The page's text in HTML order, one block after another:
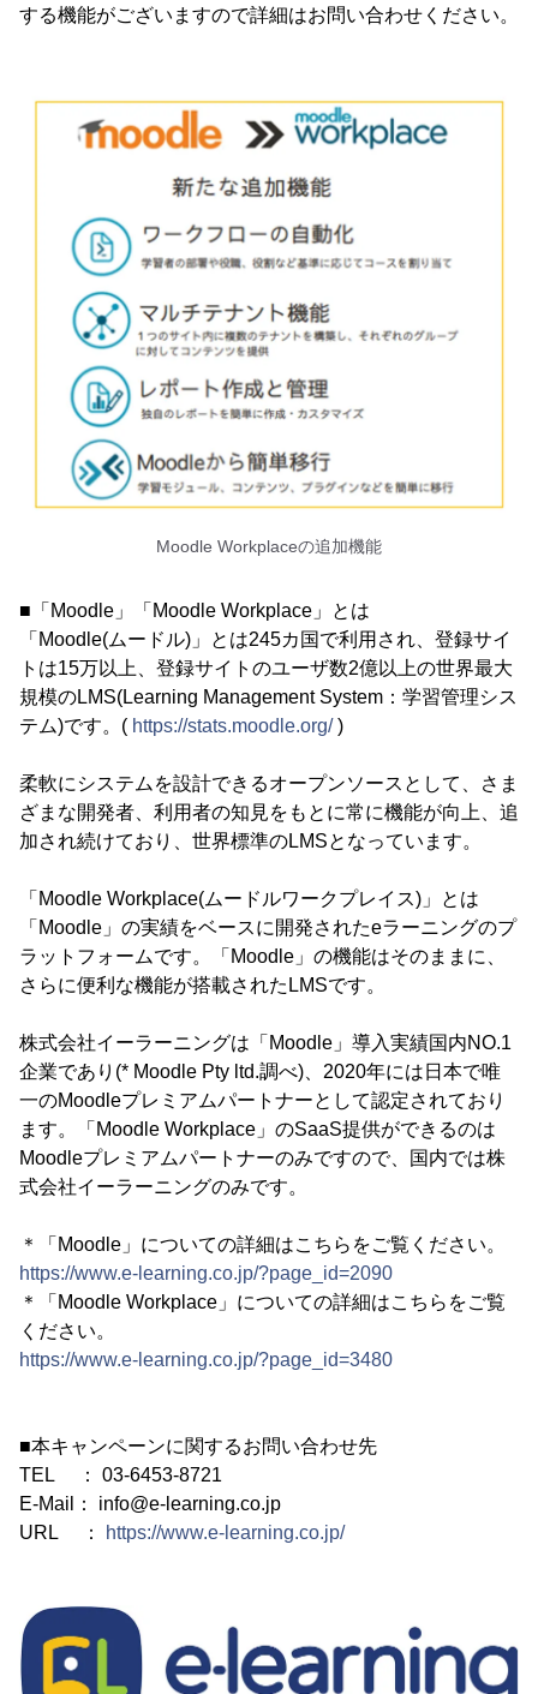
する機能がございますので詳細はお問い合わせください。
Moodle Workplaceの追加機能
■「Moodle」「Moodle Workplace」とは
「Moodle(ムードル)」とは245カ国で利用され、登録サイ
トは15万以上、登録サイトのユーザ数2億以上の世界最大
規模のLMS(Learning Management System：学習管理シス
テム)です。( https://stats.moodle.org/ )
柔軟にシステムを設計できるオープンソースとして、さま
ざまな開発者、利用者の知見をもとに常に機能が向上、追
加され続けており、世界標準のLMSとなっています。
「Moodle Workplace(ムードルワークプレイス)」とは
「Moodle」の実績をベースに開発されたeラーニングのプ
ラットフォームです。「Moodle」の機能はそのままに、
さらに便利な機能が搭載されたLMSです。
株式会社イーラーニングは「Moodle」導入実績国内NO.1
企業であり(* Moodle Pty ltd.調べ)、2020年には日本で唯
一のMoodleプレミアムパートナーとして認定されており
ます。「Moodle Workplace」のSaaS提供ができるのは
Moodleプレミアムパートナーのみですので、国内では株
式会社イーラーニングのみです。
＊「Moodle」についての詳細はこちらをご覧ください。
https://www.e-learning.co.jp/?page_id=2090
＊「Moodle Workplace」についての詳細はこちらをご覧
ください。
https://www.e-learning.co.jp/?page_id=3480
■本キャンペーンに関するお問い合わせ先
TEL ： 03-6453-8721
E-Mail： info@e-learning.co.jp
URL ：
https://www.e-learning.co.jp/